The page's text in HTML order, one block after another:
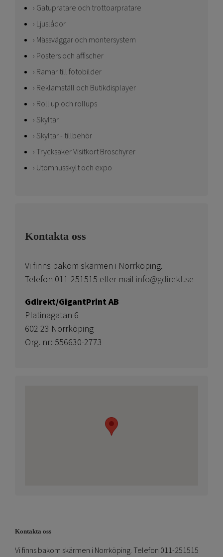
Gatupratare och trottoarpratare
Ljuslådor
Mässväggar och montersystem
Posters och affischer
Ramar till fotobilder
Reklamställ och Butikdisplayer
Roll up och rollups
Skyltar
Skyltar - tillbehör
Trycksaker Visitkort Broschyrer
Utomhusskylt och expo
Kontakta oss
Vi finns bakom skärmen i Norrköping.
Telefon 011-251515 eller mail info@gdirekt.se
Gdirekt/GigantPrint AB
Platinagatan 6
602 23 Norrköping
Org. nr: 556630-2773
Kontakta oss
Vi finns bakom skärmen i Norrköping. Telefon 011-251515